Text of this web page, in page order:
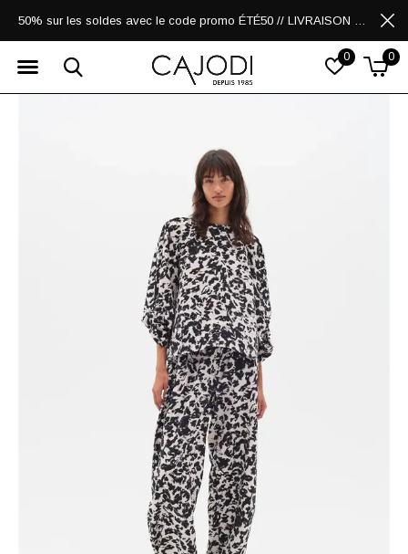
0 0
50% sur les soldes avec le code promo ÉTÉ50 // LIVRAISON GRATUITE POUR LES ACHATS DE 250$ ET PLUS